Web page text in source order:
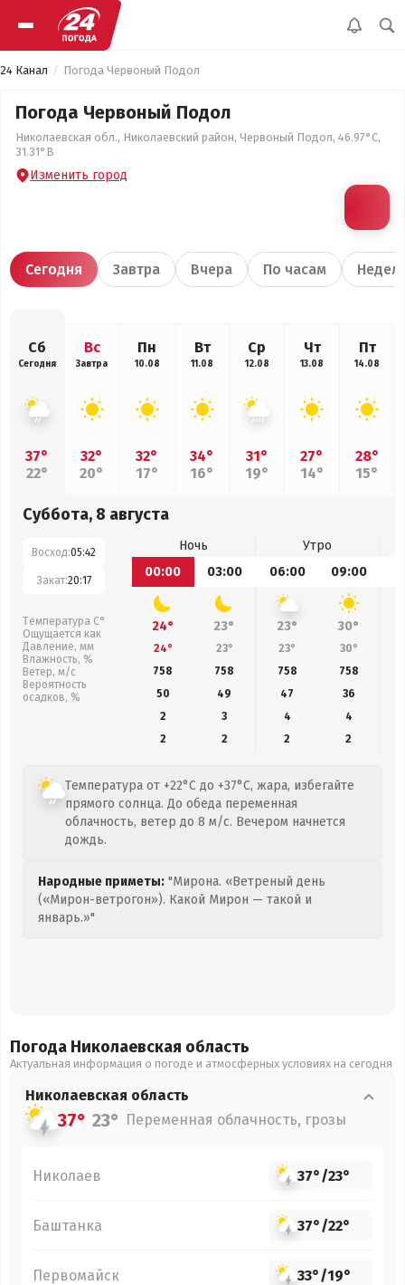
24 Канал Погода Червоный Подол
Погода Червоный Подол
Николаевская обл., Николаевский район, Червоный Подол, 46.97°С,
31.31°В
Изменить город
Сегодня Завтра Вчера По часам
Сб
Сегодня
37°
22°
Вс
Завтра
32°
20°
Пн
10.08
32°
17°
Вт
11.08
34°
16°
Ср
12.08
31°
19°
Чт
13.08
27°
14°
Пт
14.08
28°
15°
Суббота, 8 августа
Восход:05:42
Закат:20:17
Температура С°
Ощущается как
Давление, мм
Влажность, %
Ветер, м/с
Вероятность
осадков, %
Ночь
Утро
00:00
03:00 06:00 09:00
24° 23° 23° 30°
24° 23° 23° 30°
758
758 758 758
50
49 47 36
2
3 4
4
2
2 2 2
Температура от +22°C до +37°C, жара, избегайте
прямого солнца. До обеда переменная
облачность, ветер до 8 м/с. Вечером начнется
дождь.
Народные приметы: "Мирона. «Ветреный день
(«Мирон-ветрогон»). Какой Мирон — такой и
январь.»"
Погода Николаевская область
Актуальная информация о погоде и атмосферных условиях на сегодня
Николаевская область
37° 23° Переменная облачность, грозы
Николаев 37°/23°
Баштанка 37°/22°
Первомайск 33°/19°